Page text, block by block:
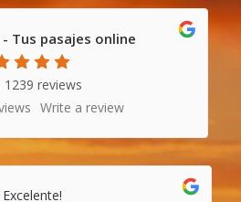
- Tus pasajes online
1239 reviews
Write a review
Excelente!